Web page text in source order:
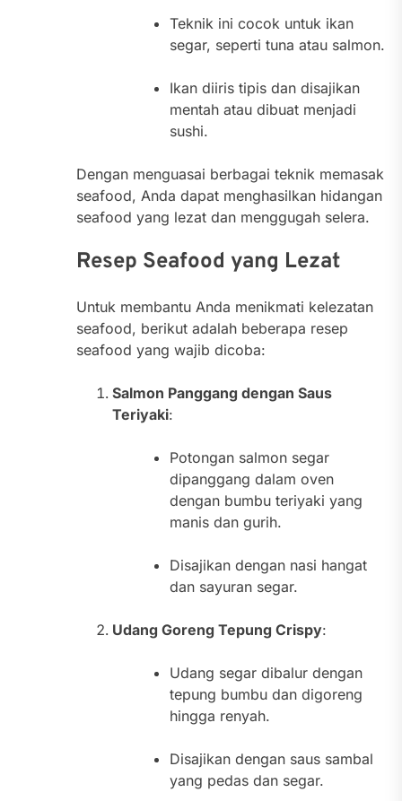
Teknik ini cocok untuk ikan
segar, seperti tuna atau salmon.
Ikan diiris tipis dan disajikan
mentah atau dibuat menjadi
sushi.
Dengan menguasai berbagai teknik memasak
seafood, Anda dapat menghasilkan hidangan
seafood yang lezat dan menggugah selera.
Resep Seafood yang Lezat
Untuk membantu Anda menikmati kelezatan
seafood, berikut adalah beberapa resep
seafood yang wajib dicoba:
Salmon Panggang dengan Saus
Teriyaki:
Potongan salmon segar
dipanggang dalam oven
dengan bumbu teriyaki yang
manis dan gurih.
Disajikan dengan nasi hangat
dan sayuran segar.
Udang Goreng Tepung Crispy:
Udang segar dibalur dengan
tepung bumbu dan digoreng
hingga renyah.
Disajikan dengan saus sambal
yang pedas dan segar.